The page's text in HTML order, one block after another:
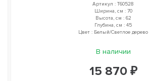
Артикул : T60528
Ширина, см : 70
Высота, см : 62
Глубина, см : 45
Цвет : Белый/Светлое дерево
В наличии
15 870 ₽